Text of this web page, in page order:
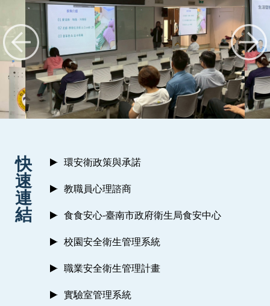
快
速
連
結
環安衛政策與承諾
教職員心理諮商
食食安心-臺南市政府衛生局食安中心
校園安全衛生管理系統
職業安全衛生管理計畫
實驗室管理系統